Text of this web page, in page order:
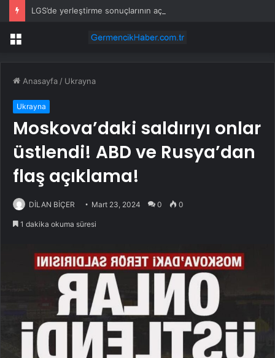
Menü
Anasayfa / Ukrayna
Ukrayna
Moskova’daki saldırıyı onlar
üstlendi! ABD ve Rusya’dan
flaş açıklama!
DİLAN BİÇER Mart 23, 2024 0 0
1 dakika okuma süresi